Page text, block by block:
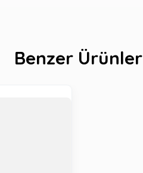
Benzer Ürünler